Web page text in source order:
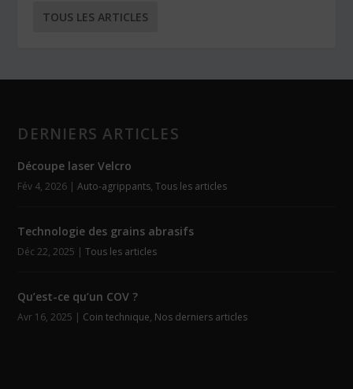
TOUS LES ARTICLES
DERNIERS ARTICLES
Découpe laser Velcro
Fév 4, 2026 |Auto-agrippants,Tous les articles
Technologie des grains abrasifs
Déc 22, 2025 |Tous les articles
Qu’est-ce qu’un COV ?
Avr 16, 2025 | Coin technique, Nos derniers articles